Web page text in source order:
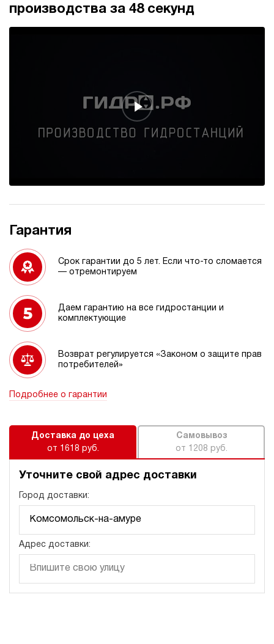
производства за 48 секунд
Гарантия
Срок гарантии до 5 лет. Если что-то сломается
— отремонтируем
Даем гарантию на все гидростанции и
комплектующие
Возврат регулируется «Законом о защите прав
потребителей»
Подробнее о гарантии
Доставка до цеха
от 1618 руб.
Самовывоз
от 1208 руб.
Уточните свой адрес доставки
Город доставки:
Адрес доставки: